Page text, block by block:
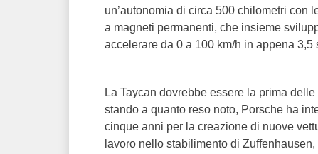
un’autonomia di circa 500 chilometri con
a magneti permanenti, che insieme
accelerare da 0 a 100 km/h in appena
La Taycan dovrebbe essere la prima
stando a quanto reso noto, Porsche ha
cinque anni per la creazione di nuove
lavoro nello stabilimento di